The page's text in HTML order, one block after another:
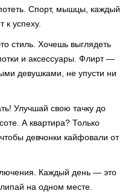
Спорт, мышцы, каждый
к успеху.
стиль. Хочешь выглядеть
и аксессуары. Флирт —
девушками, не упусти ни
Улучшай свою тачку до
А квартира? Только
девчонки кайфовали от
Каждый день — это
на одном месте.